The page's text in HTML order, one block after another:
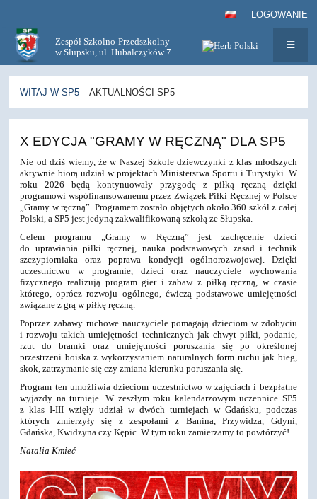
LOGOWANIE
Zespół Szkolno-Przedszkolny
w Słupsku, ul. Hubalczyków 7
WITAJ W SP5 AKTUALNOŚCI SP5
SP5
X EDYCJA "GRAMY W RĘCZNĄ" DLA SP5
Nie od dziś wiemy, że w Naszej Szkole dziewczynki z klas młodszych
aktywnie biorą udział w projektach Ministerstwa Sportu i Turystyki. W
roku 2026 będą kontynuowały przygodę z piłką ręczną dzięki
programowi wspófinansowanemu przez Związek Piłki Ręcznej w Polsce
„Gramy w ręczną”. Programem zostało objętych około 360 szkół z całej
Polski, a SP5 jest jedyną zakwalifikowaną szkołą ze Słupska.
Celem programu „Gramy w Ręczną” jest zachęcenie dzieci
do uprawiania piłki ręcznej, nauka podstawowych zasad i technik
szczypiorniaka oraz poprawa kondycji ogólnorozwojowej. Dzięki
uczestnictwu w programie, dzieci oraz nauczyciele wychowania
fizycznego realizują program gier i zabaw z piłką ręczną, w czasie
którego, oprócz rozwoju ogólnego, ćwiczą podstawowe umiejętności
związane z grą w piłkę ręczną.
Poprzez zabawy ruchowe nauczyciele pomagają dzieciom w zdobyciu
i rozwoju takich umiejętności technicznych jak chwyt piłki, podanie,
rzut do bramki oraz umiejętności poruszania się po określonej
przestrzeni boiska z wykorzystaniem naturalnych form ruchu jak bieg,
skok, zatrzymanie się czy zmiana kierunku poruszania się.
Program ten umożliwia dzieciom uczestnictwo w zajęciach i bezpłatne
wyjazdy na turnieje. W zeszłym roku kalendarzowym uczennice SP5
z klas I-III wzięły udział w dwóch turniejach w Gdańsku, podczas
których zmierzyły się z zespołami z Banina, Przywidza, Gdyni,
Gdańska, Kwidzyna czy Kępic. W tym roku zamierzamy to powtórzyć!
Natalia Kmieć